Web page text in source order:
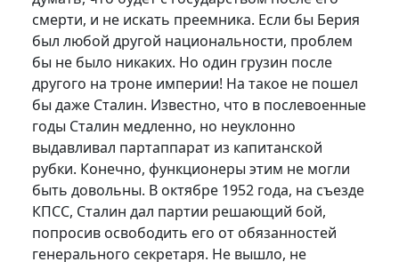
смерти, и не искать преемника. Если бы Берия
был любой другой национальности, проблем
бы не было никаких. Но один грузин после
другого на троне империи! На такое не пошел
бы даже Сталин. Известно, что в послевоенные
годы Сталин медленно, но неуклонно
выдавливал партаппарат из капитанской
рубки. Конечно, функционеры этим не могли
быть довольны. В октябре 1952 года, на съезде
КПСС, Сталин дал партии решающий бой,
попросив освободить его от обязанностей
генерального секретаря. Не вышло, не